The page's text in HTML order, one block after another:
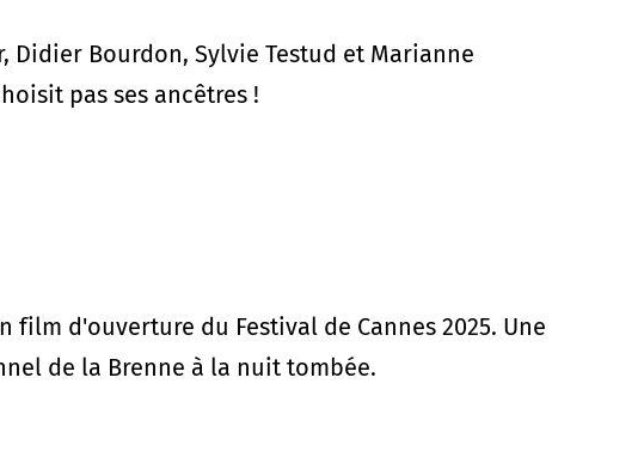
Didier Bourdon, Sylvie Testud et Marianne
pas ses ancêtres !
d'ouverture du Festival de Cannes 2025. Une
de la Brenne à la nuit tombée.